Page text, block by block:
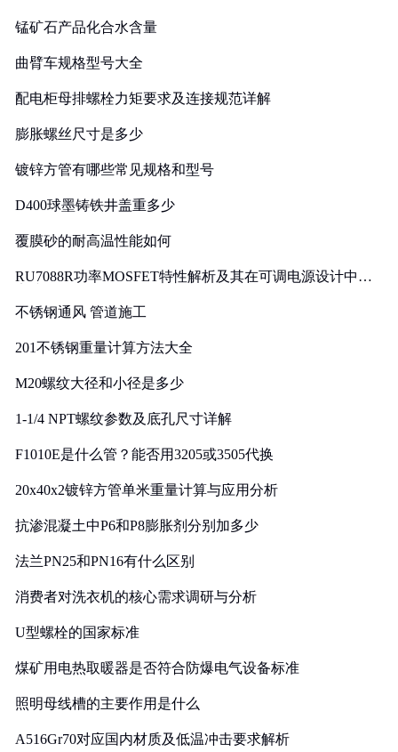
锰矿石产品化合水含量
曲臂车规格型号大全
配电柜母排螺栓力矩要求及连接规范详解
膨胀螺丝尺寸是多少
镀锌方管有哪些常见规格和型号
D400球墨铸铁井盖重多少
覆膜砂的耐高温性能如何
RU7088R功率MOSFET特性解析及其在可调电源设计中的
不锈钢通风 管道施工
201不锈钢重量计算方法大全
M20螺纹大径和小径是多少
1-1/4 NPT螺纹参数及底孔尺寸详解
F1010E是什么管？能否用3205或3505代换
20x40x2镀锌方管单米重量计算与应用分析
抗渗混凝土中P6和P8膨胀剂分别加多少
法兰PN25和PN16有什么区别
消费者对洗衣机的核心需求调研与分析
U型螺栓的国家标准
煤矿用电热取暖器是否符合防爆电气设备标准
照明母线槽的主要作用是什么
A516Gr70对应国内材质及低温冲击要求解析